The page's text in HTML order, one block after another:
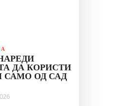
ДА КОРИСТИ
САМО ОД САД